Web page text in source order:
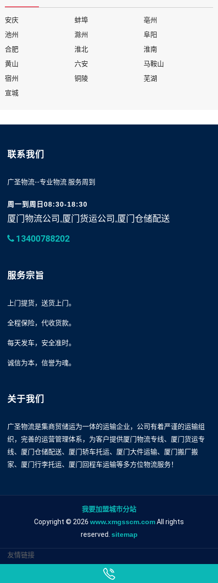
安庆 蚌埠
亳州
池州
滁州
阜阳
合肥
淮北
淮南
黄山
六安
马鞍山
宿州
铜陵
芜湖
宣城
联系我们
广圣物流--专业物流 服务周到
周一到周日08:30-18:30
厦门物流公司,厦门货运公司,厦门仓储配送
13400788202
服务宗旨
上门提货，送货上门。
全程保险，代收货款。
每天发车，安全准时。
诚信为本，信誉为魂。
关于我们
广圣物流是集商贸储运为一体的运输企业，公司有着严谨的运输组
织，完善的运营管理体系，为客户提供厦门物流专线、厦门货运专
线、厦门仓储配送、厦门轿车托运、厦门大件运输、厦门搬厂搬
家、厦门行李托运、厦门回程车运输等多方位物流服务！
我要加盟城市分站
Copyright © 2026 www.xmgsscm.comAll rights
reserved. sitemap
友情链接
厦门到赣州物流公司